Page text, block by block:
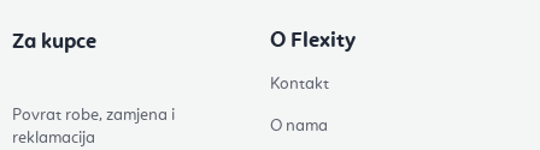
Za kupce
Povrat robe, zamjena i
reklamacija
O Flexity
Kontakt
O nama